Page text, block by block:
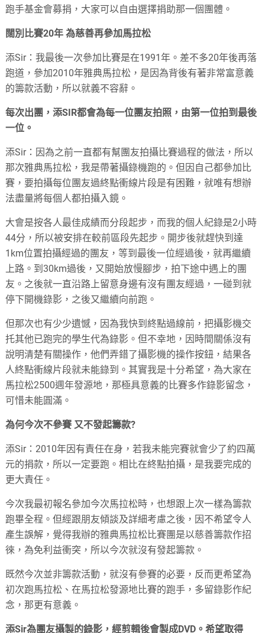
跑手基金會募捐，大家可以自由選擇捐助那一個團體。
闊別比賽20年 為慈善再參加馬拉松
添Sir：我最後一次參加比賽是在1991年。差不多20年後再落
跑道，參加2010年雅典馬拉松，是因為背後有著非常富意義
的籌款活動，所以就義不容辭。
每次出團，添SIR都會為每一位團友拍照，由第一位拍到最後
一位。
添Sir：因為之前一直都有幫團友拍攝比賽過程的做法，所以
那次雅典馬拉松，我是帶著攝錄機跑的。但因自己都參加比
賽，要拍攝每位團友過終點衝線片段是有困難，就唯有想辦
法盡量將每個人都拍攝入鏡。
大會是按各人最佳成績而分段起步，而我的個人紀錄是2小時
44分，所以被安排在較前區段先起步。開步後就趕快到達
1km位置拍攝經過的團友，等到最後一位經過後，就再繼續
上路。到30km過後，又開始放慢腳步，拍下途中遇上的團
友。之後就一直沿路上留意身邊有沒有團友經過，一碰到就
停下開機錄影，之後又繼續向前跑。
但那次也有少少遺憾，因為我快到終點過線前，把攝影機交
托其他已跑完的學生代為錄影。但不幸地，因時間關係沒有
說明清楚有關操作，他們弄錯了攝影機的操作按鈕，結果各
人終點衝線片段就未能錄到。其實我是十分希望，為大家在
馬拉松2500週年發源地，那極具意義的比賽多作錄影留念，
可惜未能圓滿。
為何今次不參賽 又不發起籌款?
添Sir：2010年因有責任在身，若我未能完賽就會少了約四萬
元的捐款，所以一定要跑。相比在終點拍攝，是我要完成的
更大責任。
今次我最初報名參加今次馬拉松時，也想跟上次一樣為籌款
跑畢全程。但經跟朋友傾談及詳細考慮之後，因不希望令人
產生誤解，覺得我辦的雅典馬拉松比賽團是以慈善籌款作招
徠，為免利益衝突，所以今次就沒有發起籌款。
既然今次並非籌款活動，就沒有參賽的必要，反而更希望為
初次跑馬拉松、在馬拉松發源地比賽的跑手，多留錄影作紀
念，那更有意義。
添Sir為團友攝製的錄影，經剪輯後會製成DVD。希望取得